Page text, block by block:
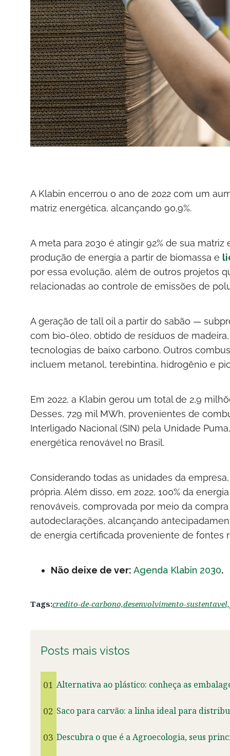
A Klabin encerrou o ano de 2022 com um
matriz energética, alcançando 90,9%.
A meta para 2030 é atingir 92% de sua
produção de energia a partir de biomassa e
por essa evolução, além de outros projetos
relacionadas ao controle de emissões de
A geração de tall oil a partir do sabão —
com bio-óleo, obtido de resíduos de
tecnologias de baixo carbono. Outros
incluem metanol, terebintina, hidrogênio e
Em 2022, a Klabin gerou um total de 2,9
Desses, 729 mil MWh, provenientes de
Interligado Nacional (SIN) pela Unidade
energética renovável no Brasil.
Considerando todas as unidades da
própria. Além disso, em 2022, 100% da
renováveis, comprovada por meio da
autodeclarações, alcançando
de energia certificada proveniente de fontes
Não deixe de ver: Agenda Klabin 2030.
Tags:credito-de-carbono,desenvolvimento-sustentavel,
Posts mais vistos
01 Alternativa ao plástico: conheça as
02 Saco para carvão: a linha ideal para
03 Descubra o que é a Agroecologia, seus